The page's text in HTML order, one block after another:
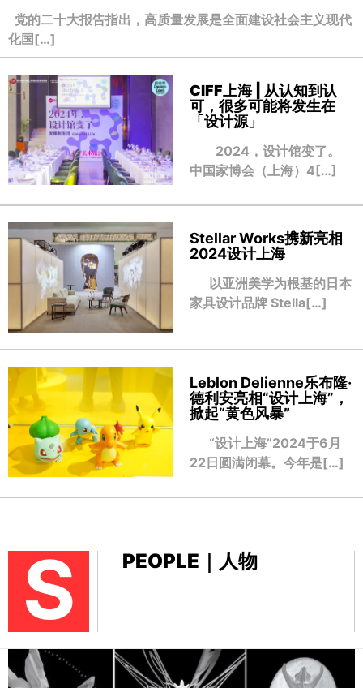
党的二十大报告指出，高质量发展是全面建设社会主义现代
化国[…]
CIFF上海 | 从认知到认
可，很多可能将发生在
「设计源」
2024，设计馆变了。
中国家博会（上海）4[…]
Stellar Works携新亮相
2024设计上海
以亚洲美学为根基的日本
家具设计品牌 Stella[…]
Leblon Delienne乐布隆·
德利安亮相“设计上海”，
掀起“黄色风暴”
“设计上海”2024于6月
22日圆满闭幕。今年是[…]
S PEOPLE｜人物